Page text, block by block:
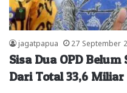
jagatpapua 27 September
Sisa Dua OPD
Dari Total 33,6